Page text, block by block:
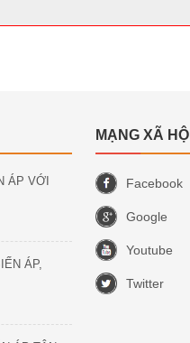
ÁP VỚI
ÁP,
MẠNG XÃ HỘI
Facebook
Google
Youtube
Twitter